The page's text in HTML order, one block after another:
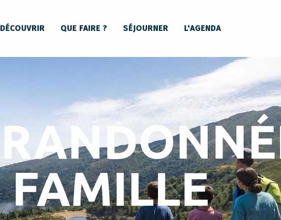
DÉCOUVRIR QUE FAIRE ? SÉJOURNER L'AGENDA
FAMILLE